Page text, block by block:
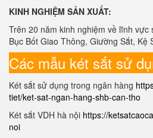
KINH NGHIỆM SẢN XUẤT:
Trên 20 năm kinh nghiệm về lĩnh vực
Bục Bốt Giao Thông, Giường Sắt, Kệ
Các mẫu két sắt sử
Két sắt sử dụng trong ngân hàng
tiet/ket-sat-ngan-hang-shb-can-tho
Két sắt VDH hà nội https://
noi